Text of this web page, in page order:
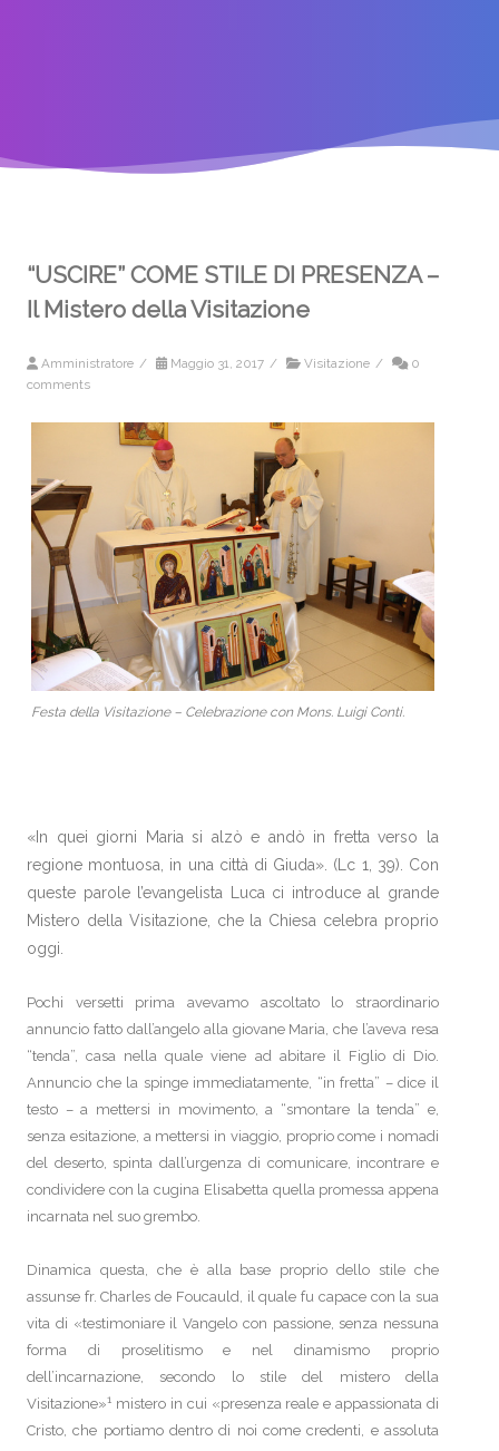
“USCIRE” COME STILE DI PRESENZA –
Il Mistero della Visitazione
Amministratore / Maggio 31, 2017 / Visitazione /
0
comments
Festa della Visitazione – Celebrazione con Mons. Luigi Conti.
«In quei giorni Maria si alzò e andò in fretta verso la
regione montuosa, in una città di Giuda». (Lc 1, 39). Con
queste parole l’evangelista Luca ci introduce al grande
Mistero della Visitazione, che la Chiesa celebra proprio
oggi.
Pochi versetti prima avevamo ascoltato lo straordinario
annuncio fatto dall’angelo alla giovane Maria, che l’aveva resa
“tenda”, casa nella quale viene ad abitare il Figlio di Dio.
Annuncio che la spinge immediatamente, “in fretta” – dice il
testo – a mettersi in movimento, a “smontare la tenda” e,
senza esitazione, a mettersi in viaggio, proprio come i nomadi
del deserto, spinta dall’urgenza di comunicare, incontrare e
condividere con la cugina Elisabetta quella promessa appena
incarnata nel suo grembo.
Dinamica questa, che è alla base proprio dello stile che
assunse fr. Charles de Foucauld, il quale fu capace con la sua
vita di «testimoniare il Vangelo con passione, senza nessuna
forma di proselitismo e nel dinamismo proprio
dell’incarnazione, secondo lo stile del mistero della
Visitazione»1 mistero in cui «presenza reale e appassionata di
Cristo, che portiamo dentro di noi come credenti, e assoluta